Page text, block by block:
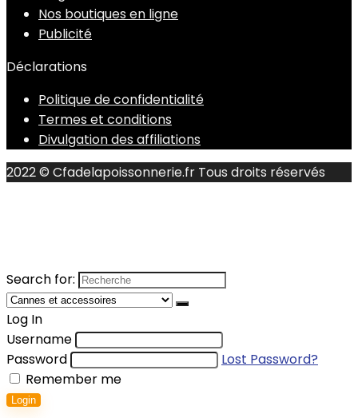
Nos boutiques en ligne
Publicité
Déclarations
Politique de confidentialité
Termes et conditions
Divulgation des affiliations
2022 © Cfadelapoissonnerie.fr Tous droits réservés
Search for:
Log In
Username
Password
Lost Password?
Remember me
Login